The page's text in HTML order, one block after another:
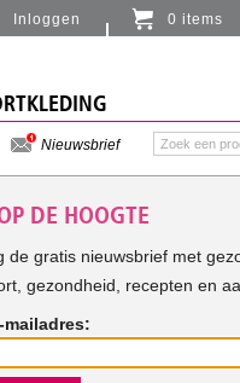
Nieuwsbrief
Inloggen 0 items
Er zitten
DE HOOGTE
de gratis nieuwsbrief met
gezondheid, recepten en